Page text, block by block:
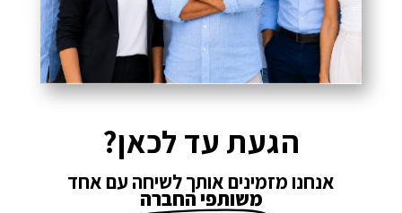
הגעת עד לכאן?
אנחנו מזמינים אותך לשיחה עם אחד
משותפי החברה